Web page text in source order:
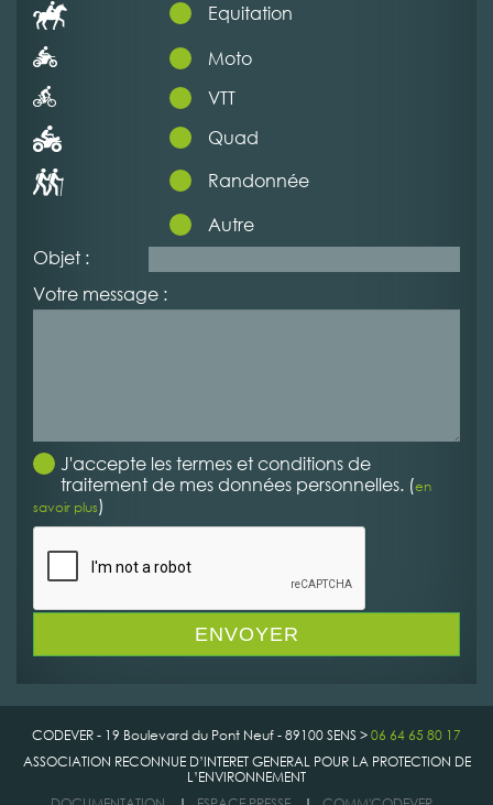
Equitation
Moto
VTT
Quad
Randonnée
Autre
Objet :
Votre message :
J'accepte les termes et conditions de
traitement de mes données personnelles. (en
savoir plus)
CODEVER - 19 Boulevard du Pont Neuf - 89100 SENS >06 64 65 80 17
ASSOCIATION RECONNUE D’INTERET GENERAL POUR LA PROTECTION DE
L’ENVIRONNEMENT